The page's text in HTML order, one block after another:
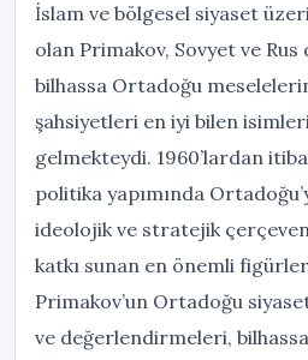
İslam ve bölgesel siyaset
olan Primakov, Sovyet ve
bilhassa Ortadoğu
şahsiyetleri en iyi bilen
gelmekteydi. 1960’lardan
politika yapımında
ideolojik ve stratejik
katkı sunan en önemli
Primakov’un Ortadoğu
ve değerlendirmeleri, bilhassa